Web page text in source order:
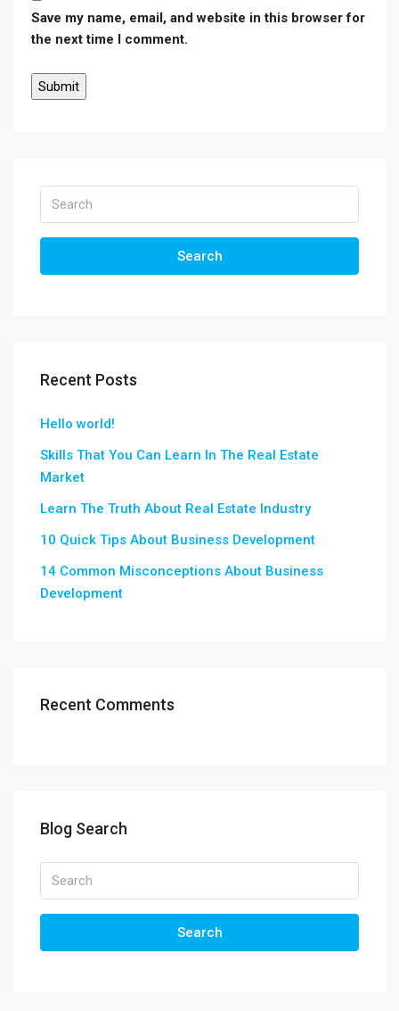
Save my name, email, and website in this browser for
the next time I comment.
Search
Recent Posts
Hello world!
Skills That You Can Learn In The Real Estate
Market
Learn The Truth About Real Estate Industry
10 Quick Tips About Business Development
14 Common Misconceptions About Business
Development
Recent Comments
Blog Search
Search